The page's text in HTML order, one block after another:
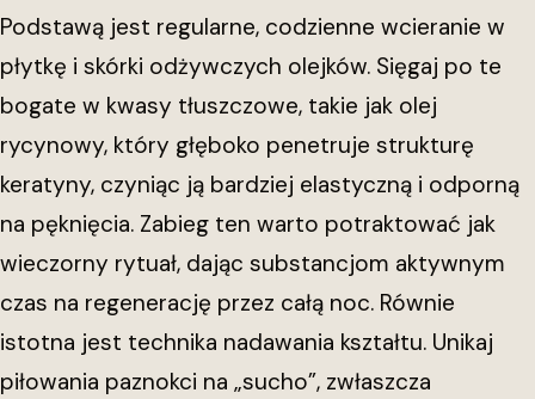
Podstawą jest regularne, codzienne wcieranie w
płytkę i skórki odżywczych olejków. Sięgaj po te
bogate w kwasy tłuszczowe, takie jak olej
rycynowy, który głęboko penetruje strukturę
keratyny, czyniąc ją bardziej elastyczną i odporną
na pęknięcia. Zabieg ten warto potraktować jak
wieczorny rytuał, dając substancjom aktywnym
czas na regenerację przez całą noc. Równie
istotna jest technika nadawania kształtu. Unikaj
piłowania paznokci na „sucho”, zwłaszcza